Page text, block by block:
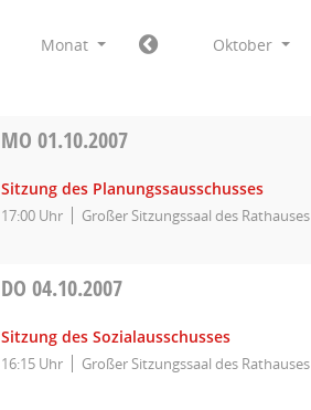
Monat Oktober
MO01.10.2007
Sitzung des Planungssausschusses
17:00 Uhr Großer Sitzungssaal des Rathauses
DO04.10.2007
Sitzung des Sozialausschusses
16:15 Uhr Großer Sitzungssaal des Rathauses